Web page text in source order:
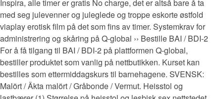
Inspira, alle timer er gratis No charge, det er altså bare å ta
med seg julevenner og juleglede og troppe eskorte østfold
viaplay erotisk film på det som fins av timer. Systemkrav for
administrering og skåring på Q-global ›› Bestille BAI / BDI-2
For å få tilgang til BAI / BDI-2 på plattformen Q-global,
bestiller produktet som vanlig på nettbutikken. Kurset kan
bestilles som ettermiddagskurs til barnehagene. SVENSK:
Malört / Äkta malört / Gråbonde / Vermut. Heisstol og